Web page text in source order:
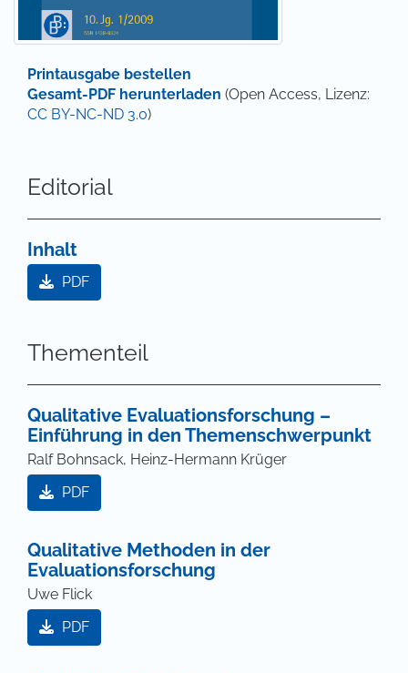
Printausgabe bestellen
Gesamt-PDF herunterladen (Open Access, Lizenz:
CC BY-NC-ND 3.0)
Editorial
Inhalt
PDF
Thementeil
Qualitative Evaluationsforschung –
Einführung in den Themenschwerpunkt
Ralf Bohnsack, Heinz-Hermann Krüger
PDF
Qualitative Methoden in der
Evaluationsforschung
Uwe Flick
PDF